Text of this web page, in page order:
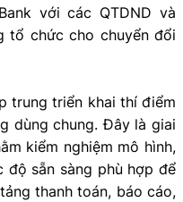
với các QTDND và
tổ chức cho chuyển đổi
trung triển khai thí điểm
dùng chung. Đây là giai
kiểm nghiệm mô hình,
độ sẵn sàng phù hợp để
thanh toán, báo cáo,